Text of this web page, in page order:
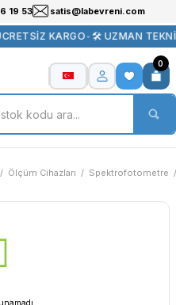
19 53 satis@labevreni.com
KARGO•🛠️ UZMAN
0
Ölçüm Cihazları Spektrofotometre